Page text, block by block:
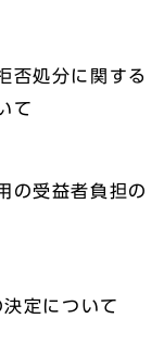
否処分に関する
て
の受益者負担の
定について